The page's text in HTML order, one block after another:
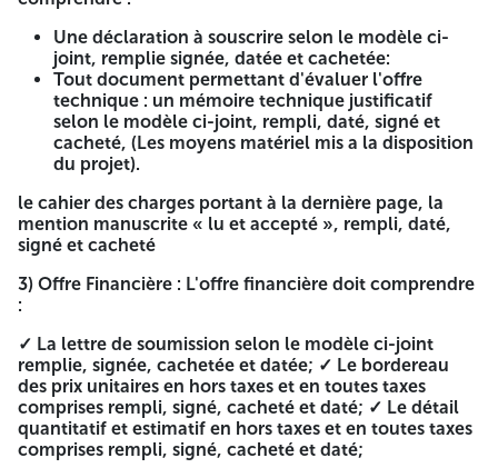
jour CNAS valable a la date d'ouverture.
copie d'attestation de bonne exécution de même
nature que le cahier des charges dans les 05 ans
(2020-2021-2022-2023-2024)
2)- Offre Technique : L'offre Technique doit comprendre :
Une déclaration à souscrire selon le modèle ci-joint,
remplie signée, datée et cachetée:
Tout document permettant d'évaluer l'offre technique
: un mémoire technique justificatif selon le modèle ci-
joint, rempli, daté, signé et cacheté, (Les moyens
matériel mis a la disposition du projet).
le cahier des charges portant à la dernière page, la
mention manuscrite « lu et accepté », rempli, daté, signé
et cacheté
3) Offre Financière : L'offre financière doit comprendre :
✓ La lettre de soumission selon le modèle ci-joint remplie,
signée, cachetée et datée; ✓ Le bordereau des prix
unitaires en hors taxes et en toutes taxes comprises rempli,
Une déclaration à souscrire selon le modèle ci-
joint, remplie signée, datée et cachetée:
Tout document permettant d'évaluer l'offre
technique : un mémoire technique justificatif
selon le modèle ci-joint, rempli, daté, signé et
cacheté, (Les moyens matériel mis a la disposition
du projet).
le cahier des charges portant à la dernière page, la
mention manuscrite « lu et accepté », rempli, daté,
signé et cacheté
3) Offre Financière : L'offre financière doit comprendre
:
✓ La lettre de soumission selon le modèle ci-joint
remplie, signée, cachetée et datée; ✓ Le bordereau
des prix unitaires en hors taxes et en toutes taxes
comprises rempli, signé, cacheté et daté; ✓ Le détail
quantitatif et estimatif en hors taxes et en toutes taxes
comprises rempli, signé, cacheté et daté;